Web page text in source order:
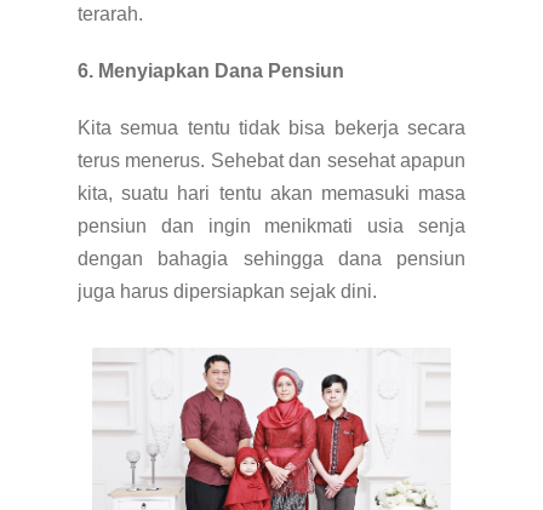
terarah.
6. Menyiapkan Dana Pensiun
Kita semua tentu tidak bisa bekerja secara
terus menerus. Sehebat dan sesehat apapun
kita, suatu hari tentu akan memasuki masa
pensiun dan ingin menikmati usia senja
dengan bahagia sehingga dana pensiun
juga harus dipersiapkan sejak dini.